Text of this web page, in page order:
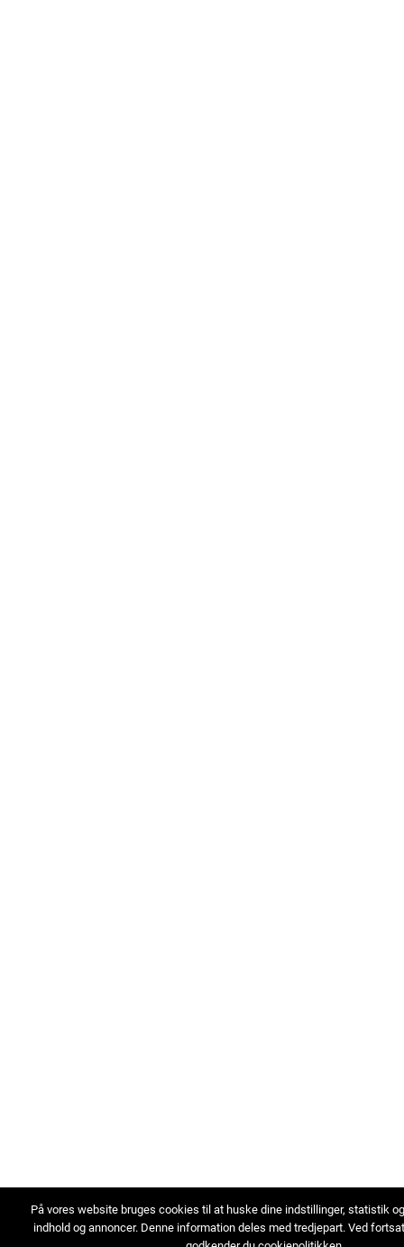
På vores website bruges cookies til at huske dine indstillinger, statistik
indhold og annoncer. Denne information deles med tredjepart. Ved